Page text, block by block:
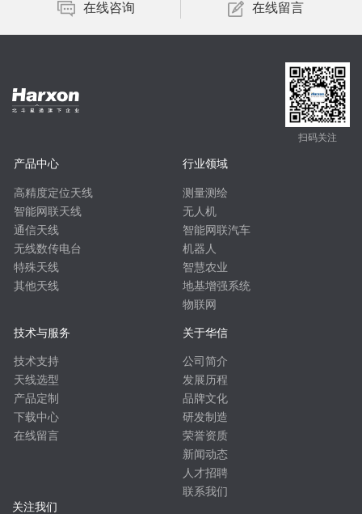
在线咨询 在线留言
扫码关注
产品中心
高精度定位天线
智能网联天线
通信天线
无线数传电台
特殊天线
其他天线
行业领域
测量测绘
无人机
智能网联汽车
机器人
智慧农业
地基增强系统
物联网
技术与服务
技术支持
天线选型
产品定制
下载中心
在线留言
关于华信
公司简介
发展历程
品牌文化
研发制造
荣誉资质
新闻动态
人才招聘
联系我们
关注我们